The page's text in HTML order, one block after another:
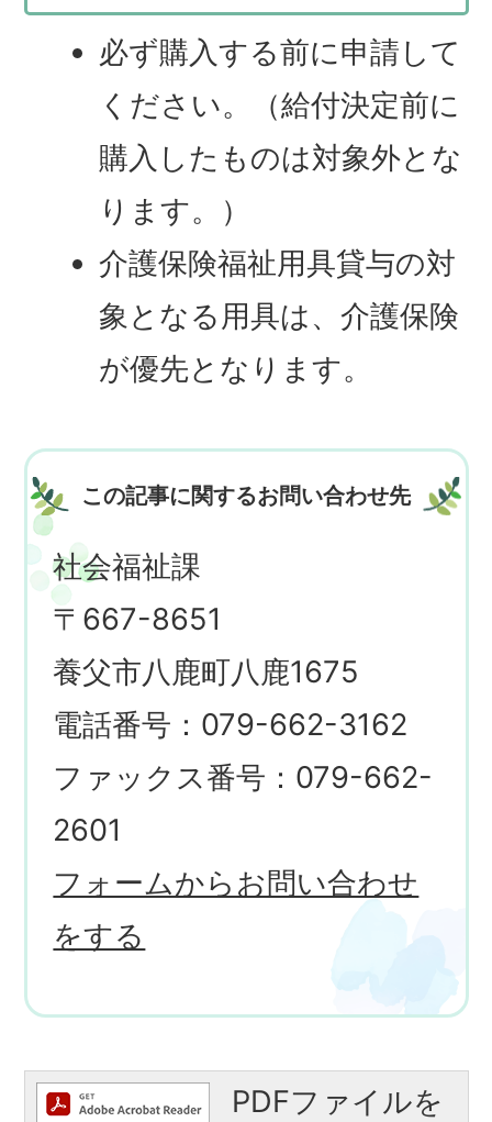
必ず購入する前に申請して
ください。（給付決定前に
購入したものは対象外とな
ります。）
介護保険福祉用具貸与の対
象となる用具は、介護保険
が優先となります。
この記事に関するお問い合わせ先
社会福祉課
〒667-8651
養父市八鹿町八鹿1675
電話番号：079-662-3162
ファックス番号：079-662-
2601
フォームからお問い合わせ
をする
PDFファイルを